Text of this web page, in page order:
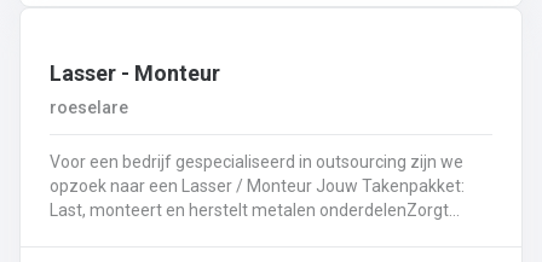
Lasser - Monteur
roeselare
Voor een bedrijf gespecialiseerd in outsourcing zijn we
opzoek naar een Lasser / Monteur Jouw Takenpakket:
Last, monteert en herstelt metalen onderdelenZorgt